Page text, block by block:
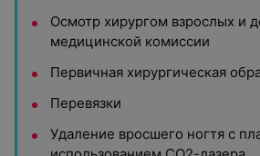
Осмотр хирургом взрослых и
медицинской комиссии
Первичная хирургическая
Перевязки
Удаление вросшего ногтя с